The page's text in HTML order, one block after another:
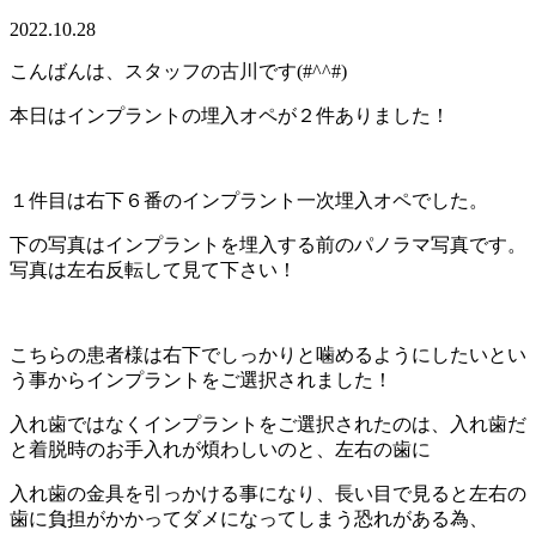
2022.10.28
こんばんは、スタッフの古川です(#^^#)
本日はインプラントの埋入オペが２件ありました！
１件目は右下６番のインプラント一次埋入オペでした。
下の写真はインプラントを埋入する前のパノラマ写真です。
写真は左右反転して見て下さい！
こちらの患者様は右下でしっかりと噛めるようにしたいとい
う事からインプラントをご選択されました！
入れ歯ではなくインプラントをご選択されたのは、入れ歯だ
と着脱時のお手入れが煩わしいのと、左右の歯に
入れ歯の金具を引っかける事になり、長い目で見ると左右の
歯に負担がかかってダメになってしまう恐れがある為、